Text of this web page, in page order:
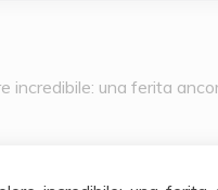
incredibile: una ferita